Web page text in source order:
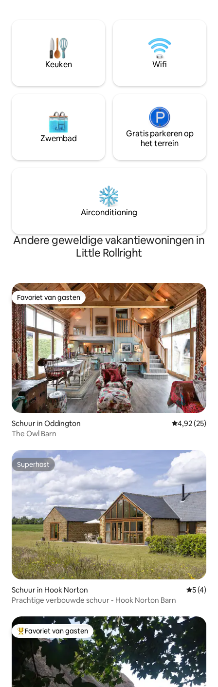
wandelpaden 'vanaf de deur' en ook
geweldige berg- en wegfietsen. We
verwelkomen graag gasten uit het
Verenigd Koninkrijk en daarbuiten.
Continentaal
eerste nacht. *Als je met de trein naar
Moreton komt,
reserveren voor
Keuken Wifi
Zwembad
Gratis parkeren op
het terrein
Airconditioning
Andere geweldige vakantiewoningen in
Little Rollright
Favoriet van gasten
Favoriet van gasten
Schuur in Oddington Gemiddelde
4,92 (25)
The Owl Barn
Superhost
Superhost
Schuur in Hook Norton
5 (4)
Prachtige verbouwde schuur - Hook Norton Barn
Topfavoriet van gasten
Favoriet van gasten